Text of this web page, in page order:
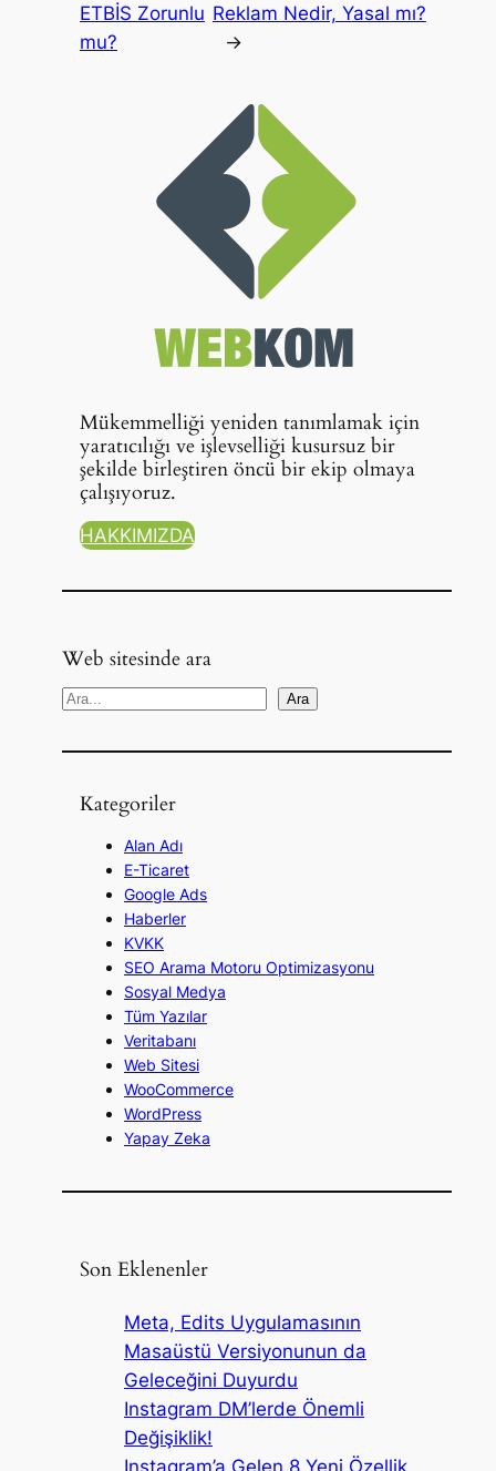
ETBİS Zorunlu
mu?
Reklam Nedir, Yasal mı?
→
Mükemmelliği yeniden tanımlamak için
yaratıcılığı ve işlevselliği kusursuz bir
şekilde birleştiren öncü bir ekip olmaya
çalışıyoruz.
HAKKIMIZDA
Web sitesinde ara
A
a
Ara
Kategoriler
Alan Adı
E-Ticaret
Google Ads
Haberler
KVKK
SEO Arama Motoru Optimizasyonu
Sosyal Medya
Tüm Yazılar
Veritabanı
Web Sitesi
WooCommerce
WordPress
Yapay Zeka
Son Eklenenler
Meta, Edits Uygulamasının
Masaüstü Versiyonunun da
Geleceğini Duyurdu
Instagram DM’lerde Önemli
Değişiklik!
Instagram’a Gelen 8 Yeni Özellik